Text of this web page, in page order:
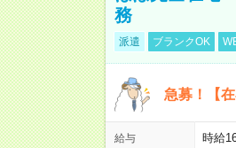
務
派遣 ブランクOK
急募！【
給与
時給